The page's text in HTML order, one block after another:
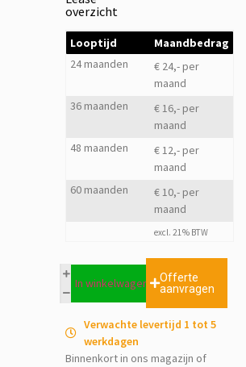
overzicht
Looptijd
Maandbedrag
24 maanden
€ 24,- per
maand
36 maanden
€ 16,- per
maand
48 maanden
€ 12,- per
maand
60 maanden
€ 10,- per
maand
excl. 21% BTW
In winkelwagen
Offerte
aanvragen
Verwachte levertijd 1 tot 5
werkdagen
Binnenkort in ons magazijn of